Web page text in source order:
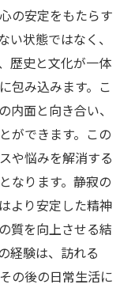
の安定をもたらす
状態ではなく、
歴史と文化が一体
包み込みます。こ
内面と向き合い、
ができます。この
や悩みを解消する
なります。静寂の
より安定した精神
質を向上させる結
経験は、訪れる
の後の日常生活に